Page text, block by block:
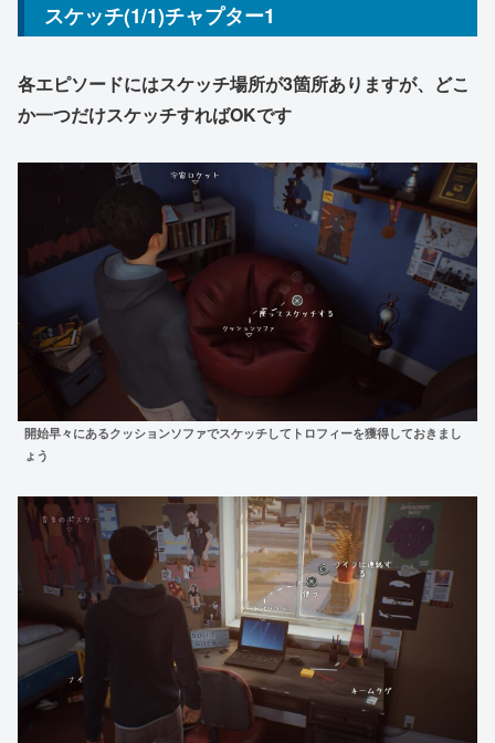
スケッチ(1/1)チャプター1
各エピソードにはスケッチ場所が3箇所ありますが、どこ
か一つだけスケッチすればOKです
開始早々にあるクッションソファでスケッチしてトロフィーを獲得しておきまし
ょう